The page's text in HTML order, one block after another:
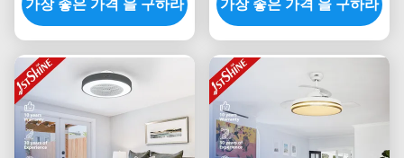
가장 좋은 가격 을 구하라 가장 좋은 가격 을 구하라